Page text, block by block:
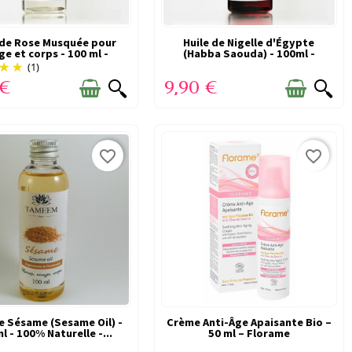
souplesse. Elles sont particulièrement
agressions extérieures.
peau à retrouver une texture plus souple et
Elle aide à limiter la sensation de sécheresse
beauté, surtout lorsque la peau a besoin
peuvent ainsi aider à redonner de
que le soir dans un rituel plus
EN STOCK
Rose Musquée pour
et corps - 100 ml -
Tameem
(1)
EN STOCK
Huile de Nigelle d'Égypte
(Habba Saouda) - 100ml -
100%...
9,90 €
EN STOCK
favorite_border
Sésame (Sesame Oil) -
- 100% Naturelle -...
EN STOCK
favorite_border
Crème Anti-Âge Apaisante Bio –
50 ml – Florame